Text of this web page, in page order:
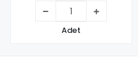
Adet